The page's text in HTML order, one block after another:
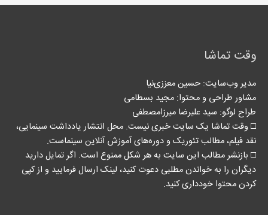
وقت تماشا
مدیر وب‌سایت: حسین معززی‌نیا
مشاور طراحی و محتوا:‌ مجید بسطامی
طراح لوگو: سید علیرضا میرزامصطفی
□ وقت تماشا یک سایت خبری نیست. محل انتشار یادداشت سینمایی،
نقد فیلم، مطالب تئوریک و دوره‌های آموزش آنلاین سینماست.
□ بازنشر مطالب این سایت به هر شکل ممنوع است. اگر تمایل دارید
دیگران را به خواندن مطلبی دعوت کنید، لینک‌ ارسال فرمایید و از کپی
کردن محتوا خودداری کنید.